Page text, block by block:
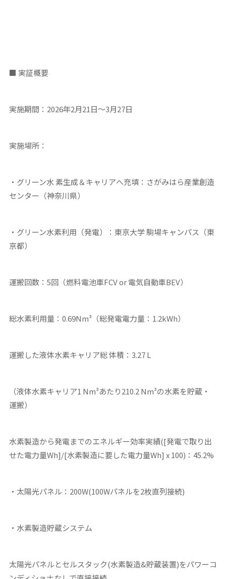
■ 実証概要
実施期間：2026年2月21日～3月27日
実施場所：
・グリーン水 素生成＆キャリアへ充填：さがみはら産業創造
センター（神奈川県）
・グリーン水素利用（発電）：東京大学 駒場キャンパス（東
京都）
運搬回数：5回（燃料電池車FCV or 電気自動車BEV）
総水素利用量：0.69Nm³（総発電電力量：1.2kWh）
運搬した液体水素キャリア総 体積：3.27 L
（液体水素キャリア1 Nm³あたり210.2 Nm³の水素を貯蔵・
運搬）
水素製造から発電までのエネルギー効率実績([発電で取り出
せた電力量Wh]/[水素製造に要した電力量Wh] x 100)：45.2%
・太陽光パネル：200W(100Wパネルを2枚直列接続)
・水素製造貯蔵システム
太陽光パネルとセルスタック(水素製造&貯蔵装置)をパワーコ